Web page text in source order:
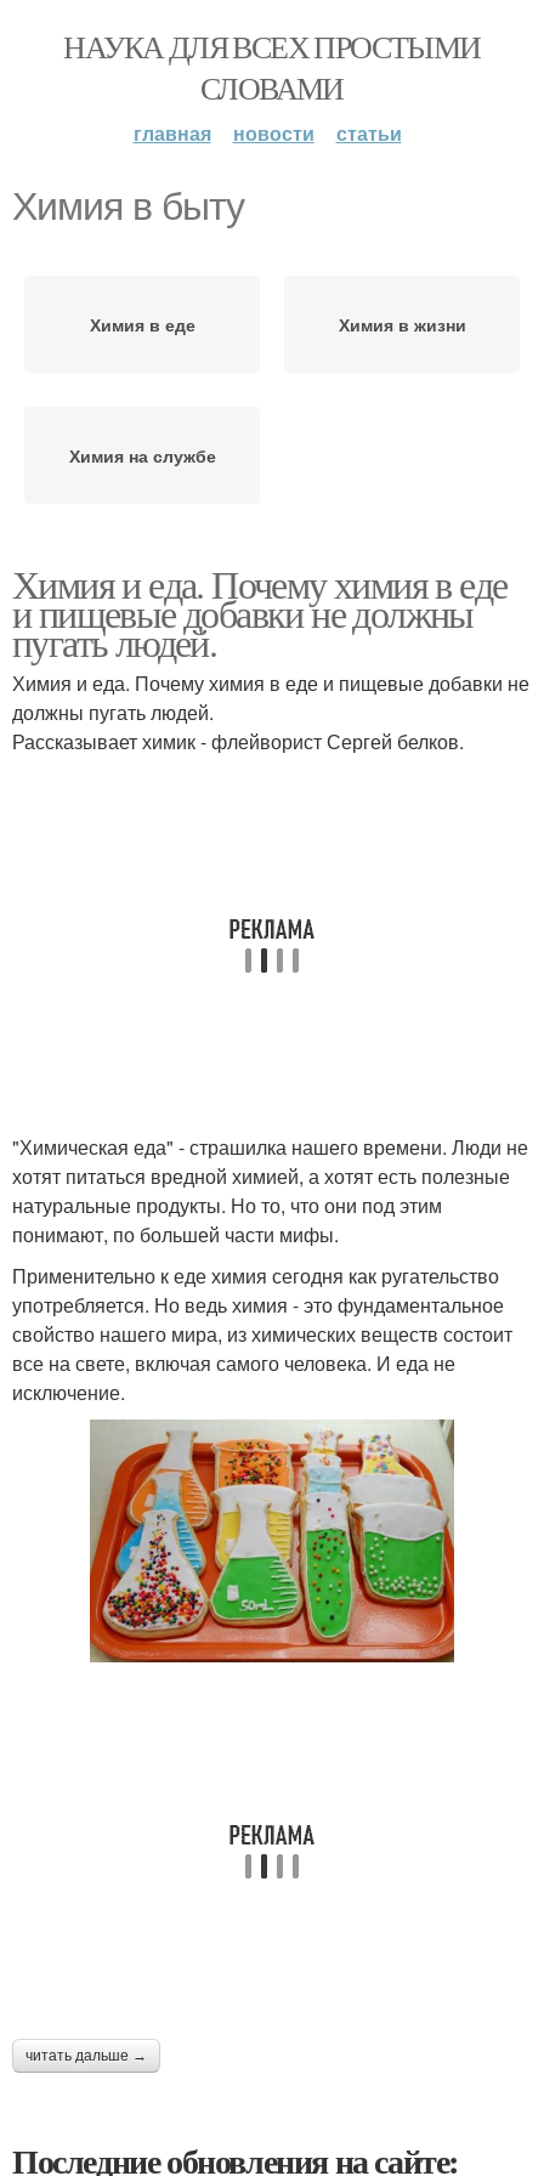
НАУКА ДЛЯ ВСЕХ ПРОСТЫМИ
СЛОВАМИ
главная новости статьи
Химия в быту
Химия в еде Химия в жизни
Химия на службе
Химия и еда. Почему химия в еде
и пищевые добавки не должны
пугать людей.
Химия и еда. Почему химия в еде и пищевые добавки не
должны пугать людей.
Рассказывает химик - флейворист Сергей белков.
"Химическая еда" - страшилка нашего времени. Люди не
хотят питаться вредной химией, а хотят есть полезные
натуральные продукты. Но то, что они под этим
понимают, по большей части мифы.
Применительно к еде химия сегодня как ругательство
употребляется. Но ведь химия - это фундаментальное
свойство нашего мира, из химических веществ состоит
все на свете, включая самого человека. И еда не
исключение.
читать дальше →
Последние обновления на сайте: